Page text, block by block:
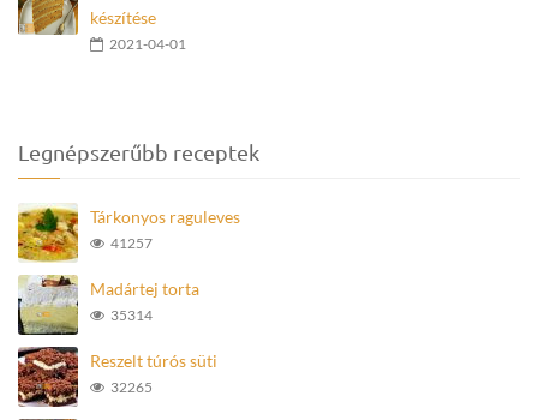
készítése
2021-04-01
Legnépszerűbb receptek
Tárkonyos raguleves
41257
Madártej torta
35314
Reszelt túrós süti
32265